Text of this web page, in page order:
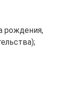
рождения,